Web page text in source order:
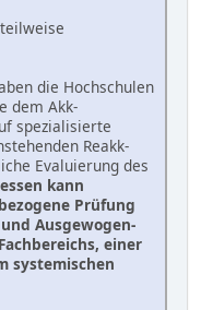
die Hochschulen
dem Akk-
spezialisierte
Reakk-
Evaluierung des
kann
Prüfung
Ausgewogen-
einer
systemischen